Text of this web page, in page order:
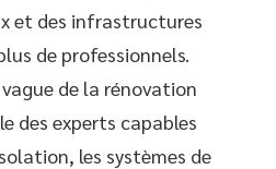
et des infrastructures
de professionnels.
de la rénovation
des experts capables
les systèmes de